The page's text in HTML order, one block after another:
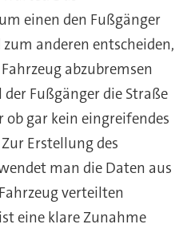
einen den Fußgänger
anderen entscheiden,
abzubremsen
Fußgänger die Straße
gar kein eingreifendes
Erstellung des
man die Daten aus
verteilten
eine klare Zunahme